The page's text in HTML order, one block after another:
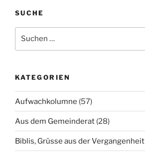
SUCHE
nach:
KATEGORIEN
Aufwachkolumne (57)
Aus dem Gemeinderat (28)
Biblis, Grüsse aus der Vergangenheit